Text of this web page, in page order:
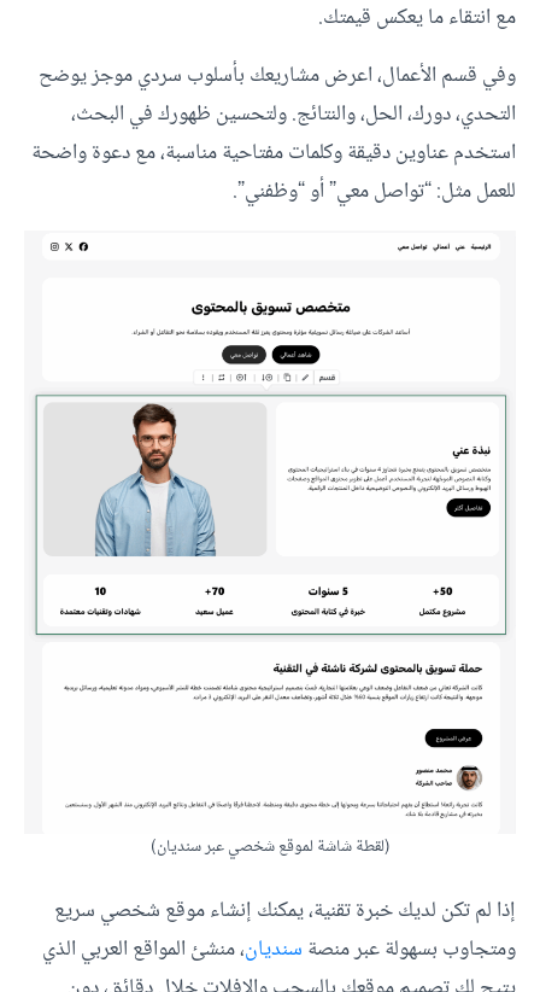
مع انتقاء ما يعكس قيمتك.
وفي قسم الأعمال، اعرض مشاريعك بأسلوب سردي موجز يوضح
التحدي، دورك، الحل، والنتائج. ولتحسين ظهورك في البحث،
استخدم عناوين دقيقة وكلمات مفتاحية مناسبة، مع دعوة واضحة
للعمل مثل: “تواصل معي” أو “وظفني”.
(لقطة شاشة لموقع شخصي عبر سنديان)
إذا لم تكن لديك خبرة تقنية، يمكنك إنشاء موقع شخصي سريع
ومتجاوب بسهولة عبر منصة سنديان، منشئ المواقع العربي الذي